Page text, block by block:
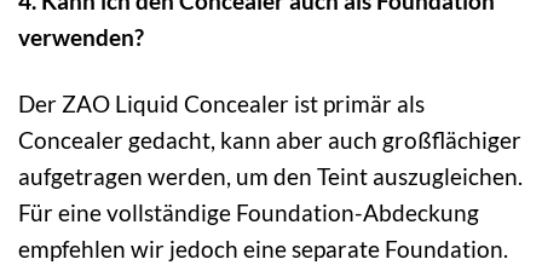
verwenden?
Der ZAO Liquid Concealer ist primär als
Concealer gedacht, kann aber auch großflächiger
aufgetragen werden, um den Teint auszugleichen.
Für eine vollständige Foundation-Abdeckung
empfehlen wir jedoch eine separate Foundation.